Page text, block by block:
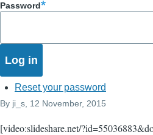
Password
Reset your password
By ji_s , 12 November, 2015
[video:slideshare.net/